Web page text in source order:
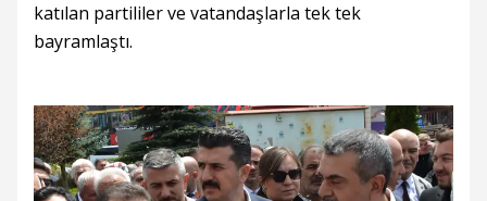
katılan partililer ve vatandaşlarla tek tek
bayramlaştı.